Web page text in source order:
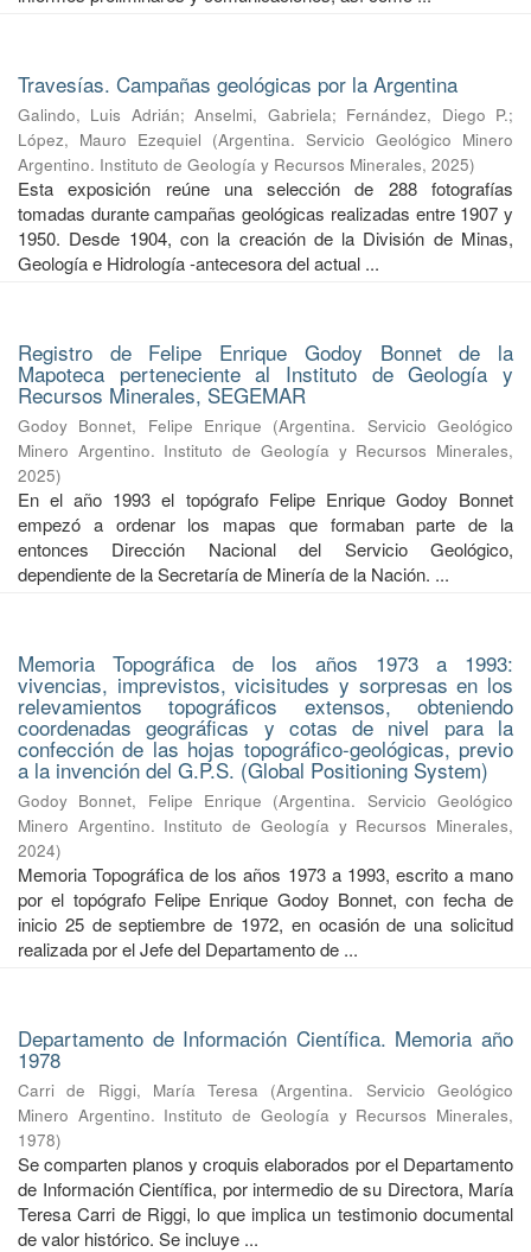
Travesías. Campañas geológicas por la Argentina
Galindo, Luis Adrián;Anselmi, Gabriela; Fernández, Diego P.;
López, Mauro Ezequiel (Argentina. Servicio Geológico Minero
Argentino. Instituto de Geología y Recursos Minerales, 2025)
Esta exposición reúne una selección de 288 fotografías
tomadas durante campañas geológicas realizadas entre 1907 y
1950. Desde 1904, con la creación de la División de Minas,
Geología e Hidrología -antecesora del actual ...
Registro de Felipe Enrique Godoy Bonnet de la
Mapoteca perteneciente al Instituto de Geología y
Recursos Minerales, SEGEMAR
Godoy Bonnet, Felipe Enrique (Argentina. Servicio Geológico
Minero Argentino. Instituto de Geología y Recursos Minerales,
2025)
En el año 1993 el topógrafo Felipe Enrique Godoy Bonnet
empezó a ordenar los mapas que formaban parte de la
entonces Dirección Nacional del Servicio Geológico,
dependiente de la Secretaría de Minería de la Nación. ...
Memoria Topográfica de los años 1973 a 1993:
vivencias, imprevistos, vicisitudes y sorpresas en los
relevamientos topográficos extensos, obteniendo
coordenadas geográficas y cotas de nivel para la
confección de las hojas topográfico-geológicas, previo
a la invención del G.P.S. (Global Positioning System)
Godoy Bonnet, Felipe Enrique (Argentina. Servicio Geológico
Minero Argentino. Instituto de Geología y Recursos Minerales,
2024)
Memoria Topográfica de los años 1973 a 1993, escrito a mano
por el topógrafo Felipe Enrique Godoy Bonnet, con fecha de
inicio 25 de septiembre de 1972, en ocasión de una solicitud
realizada por el Jefe del Departamento de ...
Departamento de Información Científica. Memoria año
1978
Carri de Riggi, María Teresa (Argentina. Servicio Geológico
Minero Argentino. Instituto de Geología y Recursos Minerales,
1978)
Se comparten planos y croquis elaborados por el Departamento
de Información Científica, por intermedio de su Directora, María
Teresa Carri de Riggi, lo que implica un testimonio documental
de valor histórico. Se incluye ...